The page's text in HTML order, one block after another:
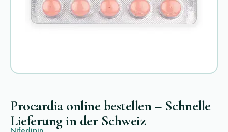
Procardia online bestellen – Schnelle
Lieferung in der Schweiz